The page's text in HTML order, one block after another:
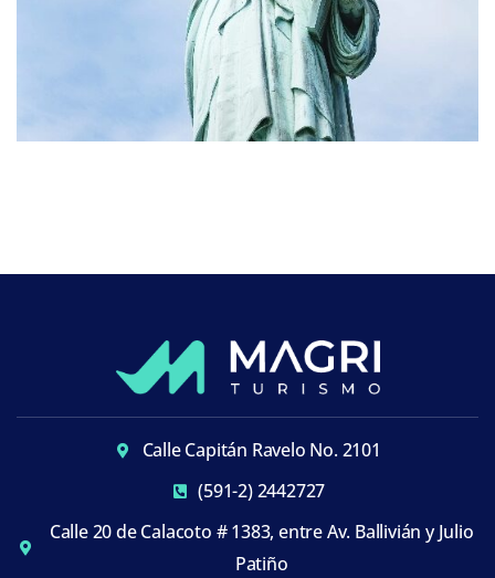
Estados Unidos
Calle Capitán Ravelo No. 2101
(591-2) 2442727
Calle 20 de Calacoto # 1383, entre Av. Ballivián y Julio
Patiño